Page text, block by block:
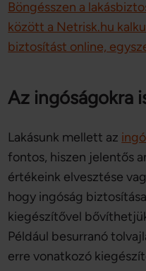
Böngésszen a
között a Netrisk.hu
biztosítást online,
Az ingóságokra
Lakásunk mellett az
fontos, hiszen jelentős
értékeink elvesztése
hogy ingóság
kiegészítővel
Például besurranó
erre vonatkozó